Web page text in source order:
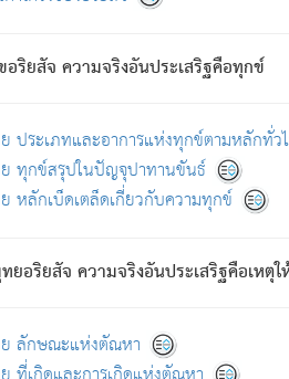
ริยสัจ ความจริงอันประเสริฐคือทุกข์
ประเภทและอาการแห่งทุกข์ตามหลักทั่ว
ทุกข์สรุปในปัญจุปาทานขันธ์
หลักเบ็ดเตล็ดเกี่ยวกับความทุกข์
อริยสัจ ความจริงอันประเสริฐคือเหตุ
ลักษณะแห่งตัณหา
พราะความสิ้นไปแห่งตัณหาโดยประก
ความยึดมั่น
วงภพทั้งหลายทั้งปวงได้แล้ว เป็นผู้คง
เป็นที่ตรัสรู้ เมื่อตรัสรู้แล้วได้ 7 วัน)
กษาก็พึงตรวจสอบกับตัวเล่มหนังสือต้นฉบับ